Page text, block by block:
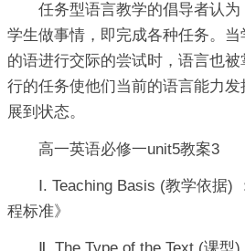
任务型语言教学的倡导者认
学生做事情，即完成各种任务。当
的语进行交际的尝试时，语言也
行的任务使他们当前的语言能力
展到状态。
高一英语必修一unit5教案3
Ⅰ. Teaching Basis (教学依据)
程标准》